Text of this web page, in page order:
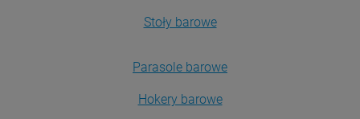
Stoły barowe
Parasole barowe
Hokery barowe